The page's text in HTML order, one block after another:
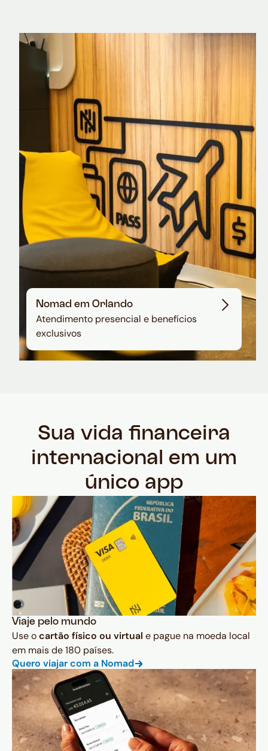
Nomad Explorer
Cartão de crédito brasileiro com cashback
em dólar
Nomad em Orlando
Atendimento presencial e benefícios
exclusivos
Sua vida financeira
internacional em um
único app
Viaje pelo mundo
Use ocartão físico ou virtual e pague na moeda local
em mais de 180 países.
Quero viajar com a Nomad